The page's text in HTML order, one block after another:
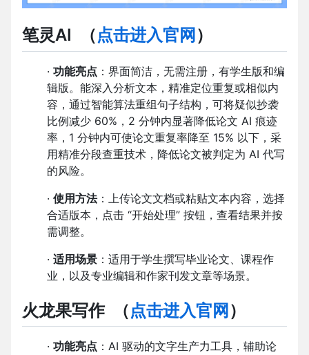
笔灵AI （点击进入官网 ）
· 功能亮点 ：界面简洁，无需注册，有学生版和编
辑版。能深入分析文本，精准定位重复或相似内
容，通过智能算法重组句子结构，可将疑似抄袭
比例减少 60%，2 分钟内显著降低论文 AI 痕迹
率，1 分钟内可使论文重复率降至 15% 以下，采
用精准分段查重技术，降低论文被判定为 AI 代写
的风险。
· 使用方法：上传论文文档或粘贴文本内容，选择
合适版本，点击 “开始处理” 按钮，查看结果并按
需调整。
· 适用场景 ：适用于学生撰写毕业论文、课程作
业，以及专业编辑和作家刊发文章等场景。
火龙果写作（点击进入官网）
· 功能亮点 ：AI 驱动的文字生产力工具，辅助论